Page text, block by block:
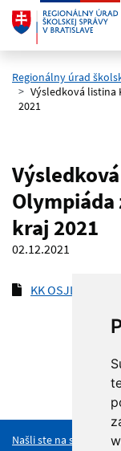
Preskočiť na hlavný
Regionálny úrad
Výsledková listina
2021
Olympiáda
kraj 2021
02.12.2021
KK OSJL VL BA
Našli ste na stránke